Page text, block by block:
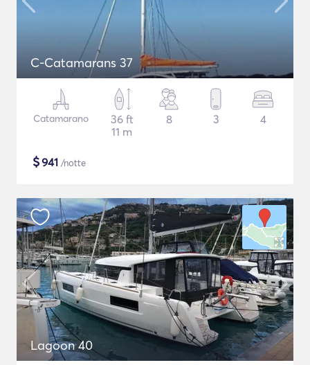
C-Catamarans 37
Catamarano
36 ft
11 m
8 3 4
$941 /notte
Lagoon 40